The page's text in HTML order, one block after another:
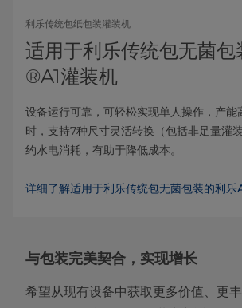
利乐传统包纸包装灌装机
适用于利乐传统包无菌包
®A1灌装机
设备运行可靠，可轻松实现单人操作，产能
时，支持7种尺寸灵活转换（包括非足量灌
约水电消耗，有助于降低成本。
详细了解适用于利乐传统包无菌包装的利乐
与包装完美契合，实现增长
希望从现有设备中获取更多价值、更